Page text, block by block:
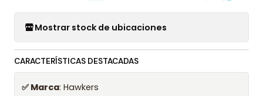
Mostrar stock de ubicaciones
CARACTERÍSTICAS DESTACADAS
✅ Marca: Hawkers